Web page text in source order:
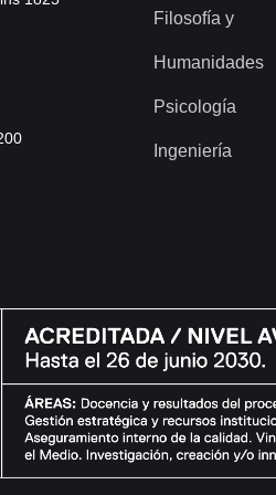
Filosofía y
Humanidades
Psicología
Ingeniería